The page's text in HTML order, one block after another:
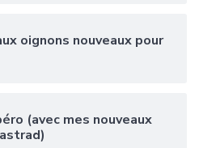
oignons nouveaux pour
(avec mes nouveaux